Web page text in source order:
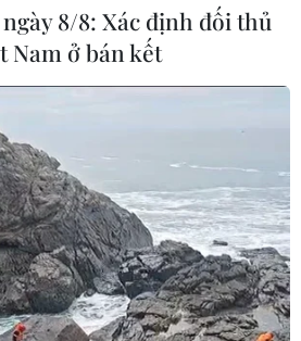
ngày 8/8: Xác định đối thủ
Nam ở bán kết